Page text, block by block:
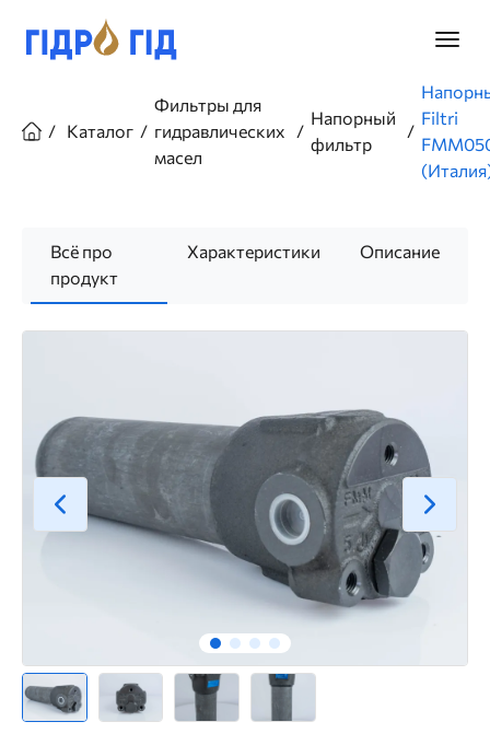
основному
Главное
навигации
Каталог
Фильтры для
гидравлических
масел
Напорный
фильтр
Filtri
Всё про
продукт
Характеристики Описание